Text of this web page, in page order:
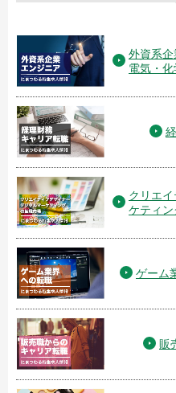
外資系企
電気・化
クリエ
ケティ
ゲーム
販